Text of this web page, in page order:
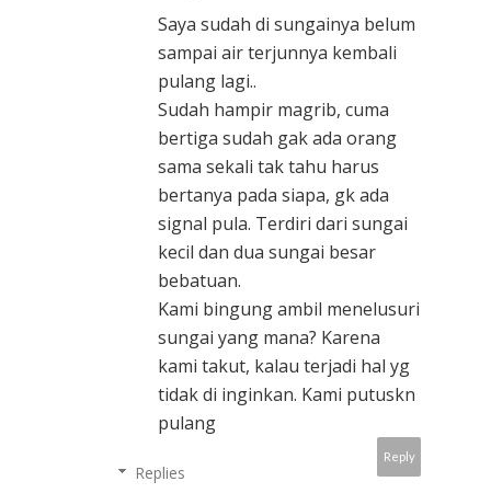
Saya sudah di sungainya belum
sampai air terjunnya kembali
pulang lagi..
Sudah hampir magrib, cuma
bertiga sudah gak ada orang
sama sekali tak tahu harus
bertanya pada siapa, gk ada
signal pula. Terdiri dari sungai
kecil dan dua sungai besar
bebatuan.
Kami bingung ambil menelusuri
sungai yang mana? Karena
kami takut, kalau terjadi hal yg
tidak di inginkan. Kami putuskn
pulang
Reply
Replies